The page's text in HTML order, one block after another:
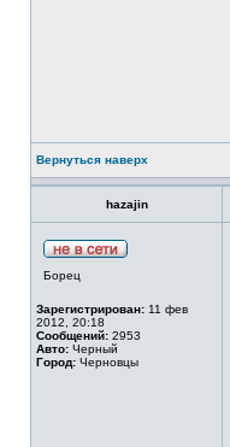
Вернуться наверх
hazajin
Борец
Зарегистрирован: 11 фев
2012, 20:18
Сообщений: 2953
Авто: Черный
Город: Черновцы